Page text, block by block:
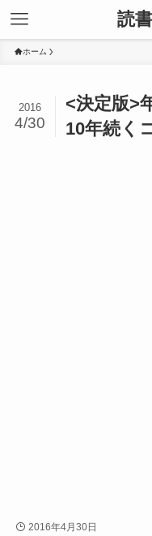
読
ホーム
<決定版>
10年続く
2016
4/30
2016年4月30日